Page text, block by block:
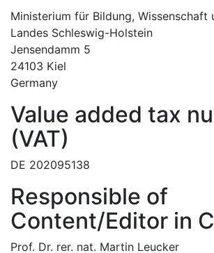
Ministerium für Bildung, Wissenschaft
Landes Schleswig-Holstein
Jensendamm 5
24103 Kiel
Germany
Value added tax
(VAT)
DE 202095138
Responsible of
Content/Editor in
Prof. Dr. rer. nat. Martin Leucker